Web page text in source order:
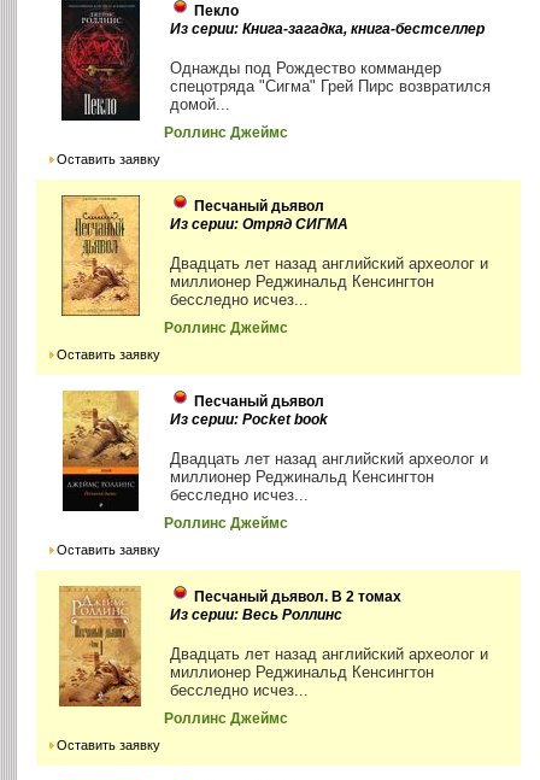
Пекло
Из серии: Книга-загадка, книга-бестселлер
Однажды под Рождество коммандер
спецотряда "Сигма" Грей Пирс возвратился
домой...
Роллинс Джеймс
Оставить заявку
Песчаный дьявол
Из серии: Отряд СИГМА
Двадцать лет назад английский археолог и
миллионер Реджинальд Кенсингтон
бесследно исчез...
Роллинс Джеймс
Оставить заявку
Песчаный дьявол
Из серии: Pocket book
Двадцать лет назад английский археолог и
миллионер Реджинальд Кенсингтон
бесследно исчез...
Роллинс Джеймс
Оставить заявку
Песчаный дьявол. В 2 томах
Из серии: Весь Роллинс
Двадцать лет назад английский археолог и
миллионер Реджинальд Кенсингтон
бесследно исчез...
Роллинс Джеймс
Оставить заявку